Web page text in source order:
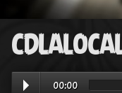
00:00